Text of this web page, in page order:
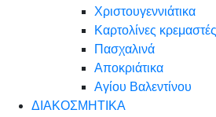
Χριστουγεννιάτικα
Καρτολίνες
Πασχαλινά
Αποκριάτικα
Αγίου Βαλεντίνου
ΔΙΑΚΟΣΜΗΤΙΚΑ